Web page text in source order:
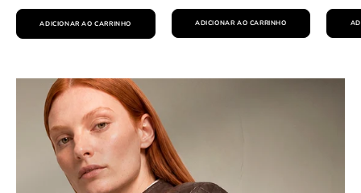
ADICIONAR AO CARRINHO ADICIONAR AO CARRINHO